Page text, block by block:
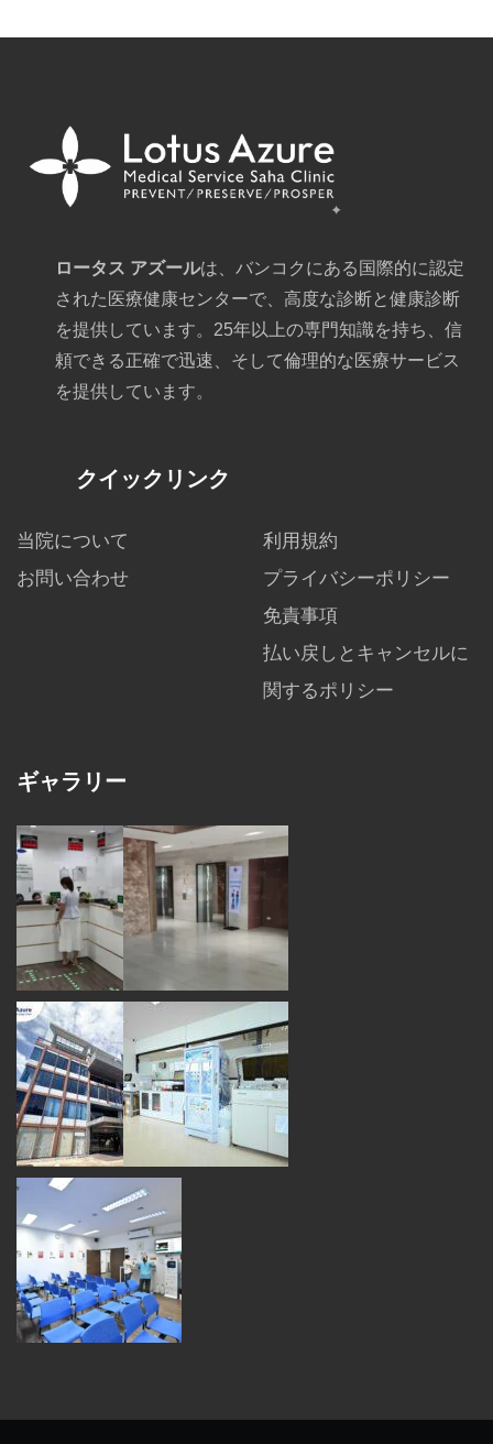
ロータス アズールは、バンコクにある国際的に認定
された医療健康センターで、高度な診断と健康診断
を提供しています。25年以上の専門知識を持ち、信
頼できる正確で迅速、そして倫理的な医療サービス
を提供しています。
クイックリンク
当院について
お問い合わせ
利用規約
プライバシーポリシー
免責事項
払い戻しとキャンセルに
関するポリシー
ギャラリー